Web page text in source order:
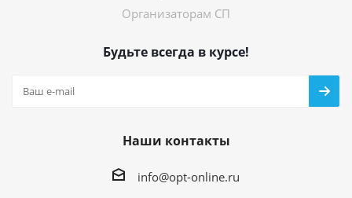
Организаторам СП
Будьте всегда в курсе!
Наши контакты
info@opt-online.ru